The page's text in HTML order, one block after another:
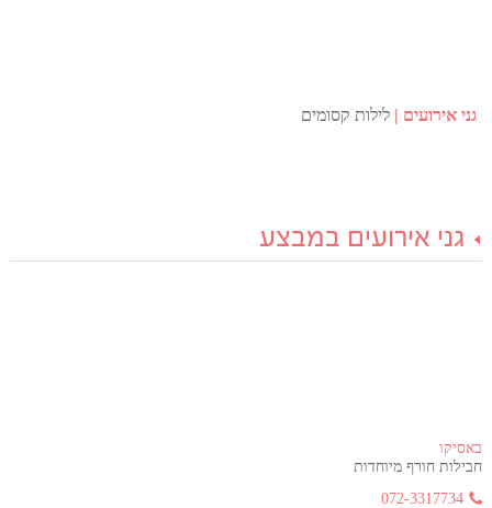
גני אירועים לילות קסומים
גני אירועים במבצע
באסיקו
חבילות חורף מיוחדות
072-3317734